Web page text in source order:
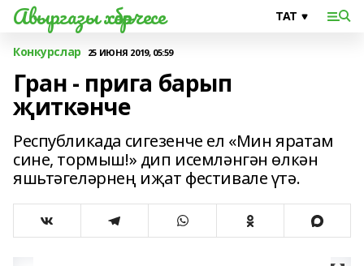
Авыргазы хәбәрчесе
Конкурслар 25 ИЮНЯ 2019, 05:59
Гран - прига барып
җиткәнче
Республикада сигезенче ел «Мин яратам
сине, тормыш!» дип исемләнгән өлкән
яшьтәгеләрнең иҗат фестивале үтә.